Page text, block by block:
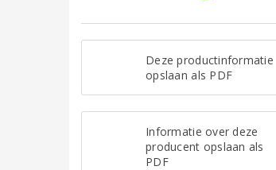
Deze productinformatie
opslaan als PDF
Informatie over deze
producent opslaan als
PDF